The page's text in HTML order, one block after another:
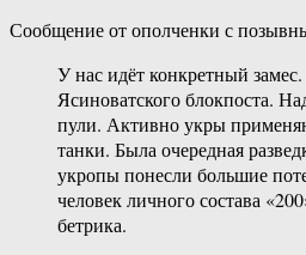
Сообщение от ополченки с
У нас идёт конкретный
Ясиноватского блокпоста.
пули. Активно укры
танки. Была очередная
укропы понесли большие
человек личного состава
бетрика.